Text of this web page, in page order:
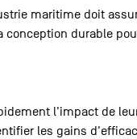
maritime doit
durable
l'impact de
les gains